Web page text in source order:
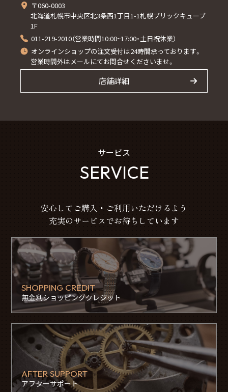
〒060-0003
北海道札幌市中央区北3条西1丁目1-1札幌ブリックキューブ
1F
011-219-2010（営業時間10:00~17:00・土日祝休業）
オンラインショップの注文受付は24時間承っております。
営業時間外はメールにてお問合せくださいませ。
店舗詳細
サービス
SERVICE
安心してご購入・ご利用いただけるよう
充実のサービスでお待ちしています
SHOPPING CREDIT
無金利ショッピングクレジット
AFTER SUPPORT
アフターサポート